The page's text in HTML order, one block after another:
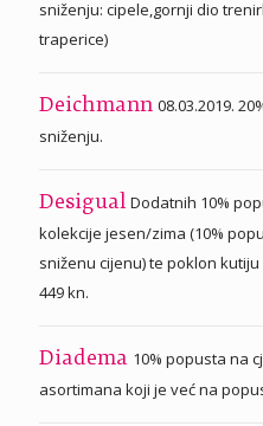
sniženju: cipele,gornji dio
traperice)
Deichmann 08.03.2019.
sniženju.
DesigualDodatnih 10%
kolekcije jesen/zima (10%
sniženu cijenu) te poklon
449 kn.
Diadema 10% popusta na
asortimana koji je već na